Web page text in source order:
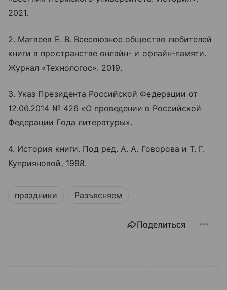
2021.
2. Матвеев Е. В. Всесоюзное общество любителей
книги в пространстве онлайн- и офлайн-памяти.
Журнал «Технологос». 2019.
3. Указ Президента Российской Федерации от
12.06.2014 № 426 «О проведении в Российской
Федерации Года литературы».
4. История книги. Под ред. А. А. Говорова и Т. Г.
Куприяновой. 1998.
праздники Разъясняем
Поделиться